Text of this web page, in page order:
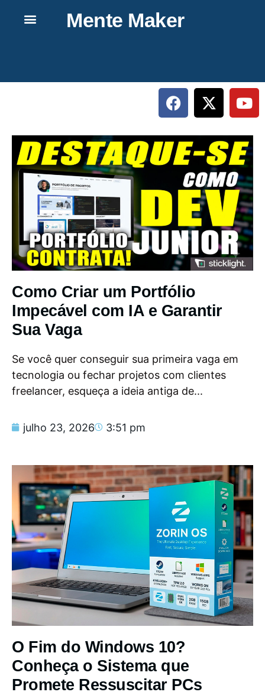
Mente Maker
Como Criar um Portfólio
Impecável com IA e Garantir
Sua Vaga
Se você quer conseguir sua primeira vaga em
tecnologia ou fechar projetos com clientes
freelancer, esqueça a ideia antiga de...
julho 23, 2026 3:51 pm
O Fim do Windows 10?
Conheça o Sistema que
Promete Ressuscitar PCs